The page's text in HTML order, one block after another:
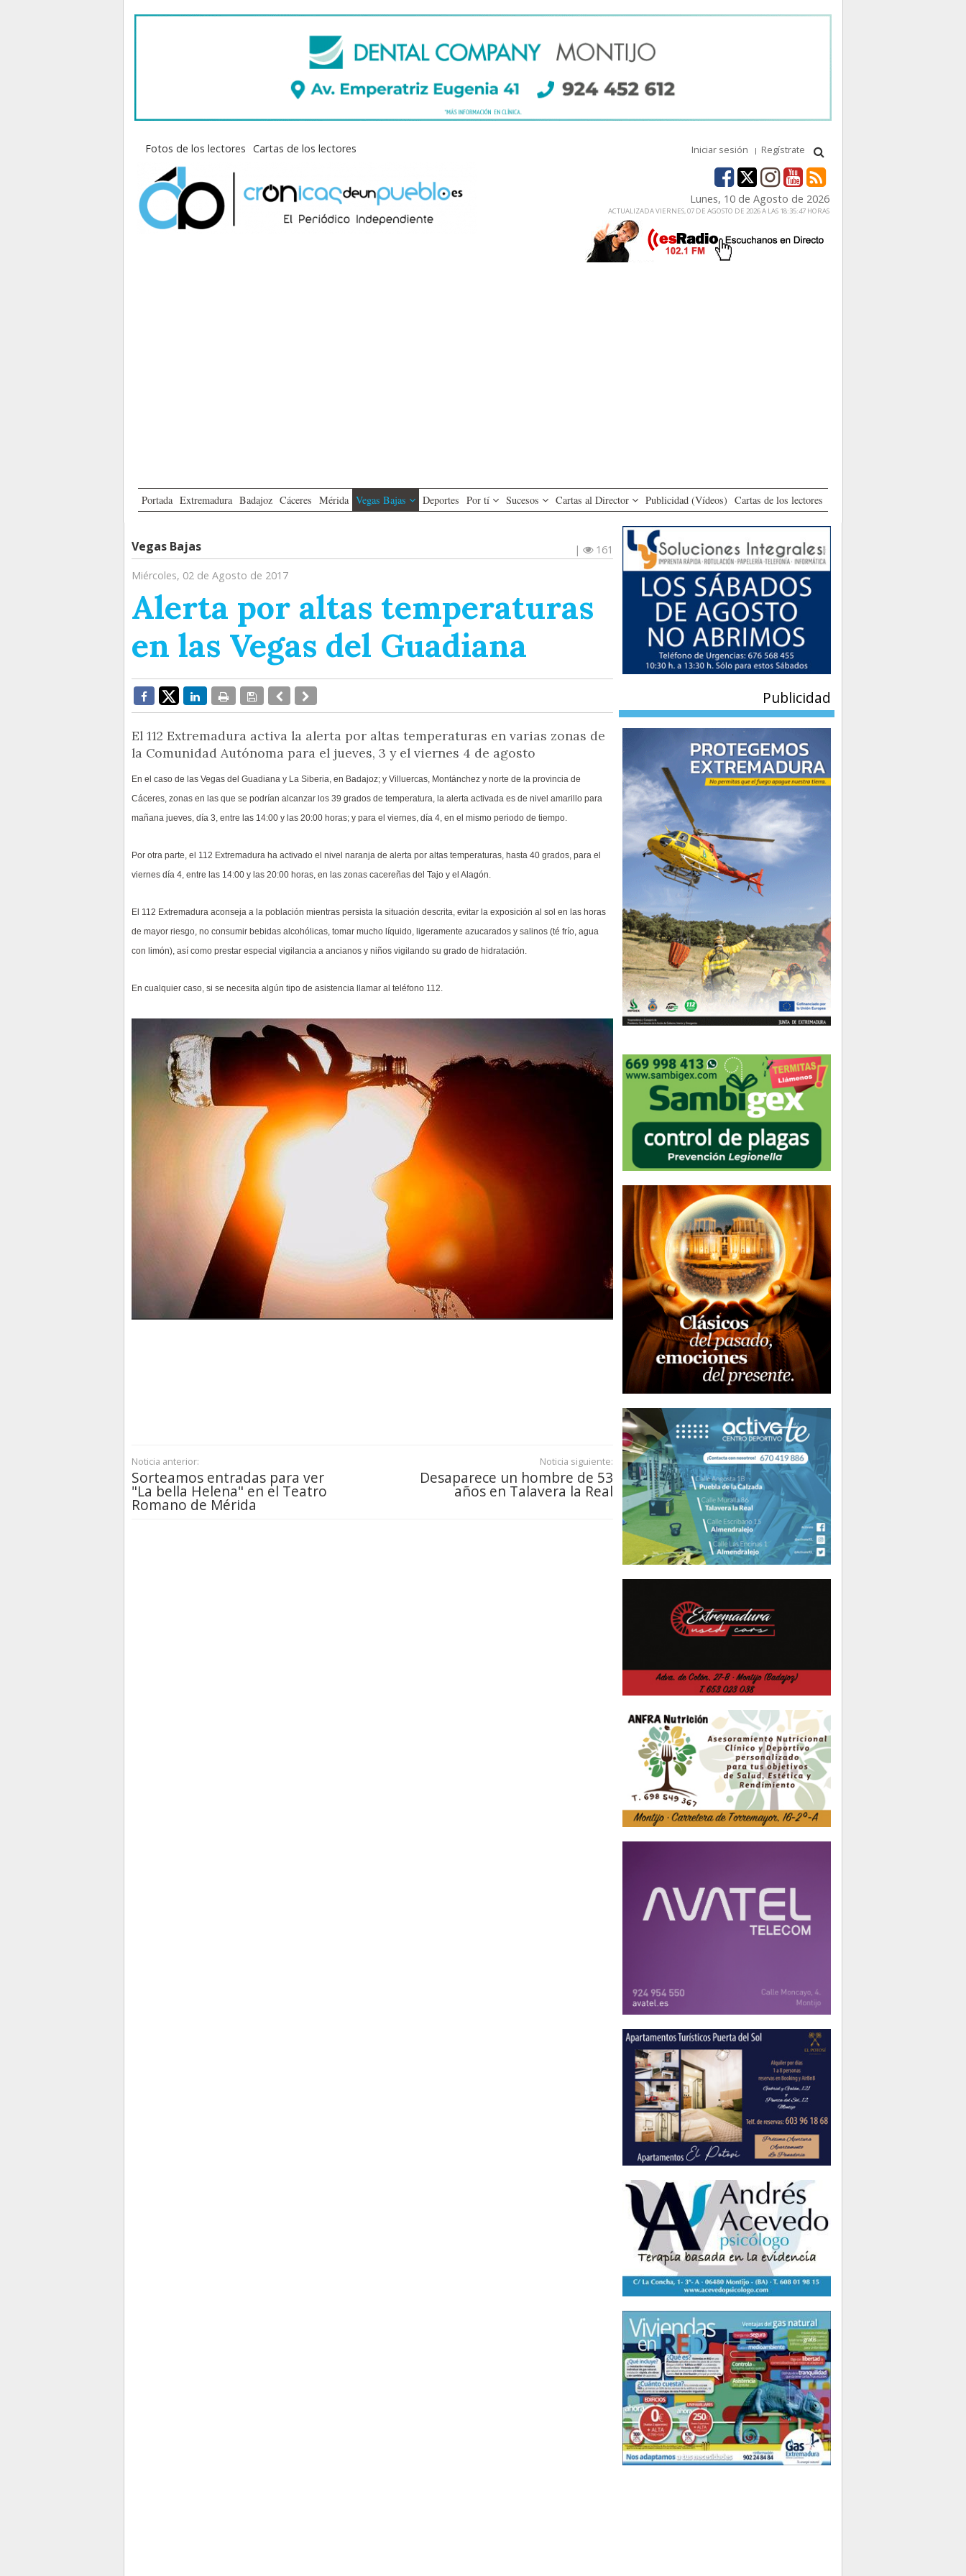
Fotos de los lectores Cartas de los lectores Iniciar sesión Regístrate
Lunes, 10 de Agosto de 2026
ACTUALIZADA VIERNES, 07 DE AGOSTO DE 2026 A LAS 18:35:47 HORAS
Portada Extremadura Badajoz Cáceres Mérida Vegas Bajas Deportes Por tí Sucesos Cartas al Director Publicidad (Vídeos) Cartas de los lectores
Vegas Bajas |
161
Miércoles, 02 de Agosto de 2017
Alerta por altas temperaturas
en las Vegas del Guadiana
El 112 Extremadura activa la alerta por altas temperaturas en varias zonas de
la Comunidad Autónoma para el jueves, 3 y el viernes 4 de agosto
En el caso de las Vegas del Guadiana y La Siberia, en Badajoz; y Villuercas, Montánchez y norte de la provincia de
Cáceres, zonas en las que se podrían alcanzar los 39 grados de temperatura, la alerta activada es de nivel amarillo para
mañana jueves, día 3, entre las 14:00 y las 20:00 horas; y para el viernes, día 4, en el mismo periodo de tiempo.
Por otra parte, el 112 Extremadura ha activado el nivel naranja de alerta por altas temperaturas, hasta 40 grados, para el
viernes día 4, entre las 14:00 y las 20:00 horas, en las zonas cacereñas del Tajo y el Alagón.
El 112 Extremadura aconseja a la población mientras persista la situación descrita, evitar la exposición al sol en las horas
de mayor riesgo, no consumir bebidas alcohólicas, tomar mucho líquido, ligeramente azucarados y salinos (té frío, agua
con limón), así como prestar especial vigilancia a ancianos y niños vigilando su grado de hidratación.
En cualquier caso, si se necesita algún tipo de asistencia llamar al teléfono 112.
Noticia anterior:
Sorteamos entradas para ver
"La bella Helena" en el Teatro
Romano de Mérida
Noticia siguiente:
Desaparece un hombre de 53
años en Talavera la Real
Publicidad